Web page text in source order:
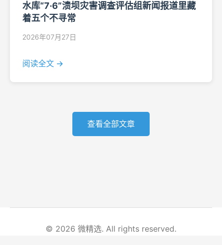
水库“7·6”溃坝灾害调查评估组新闻报道里藏
着五个不寻常
2026年07月27日
阅读全文 →
查看全部文章
© 2026 微精选. All rights reserved.